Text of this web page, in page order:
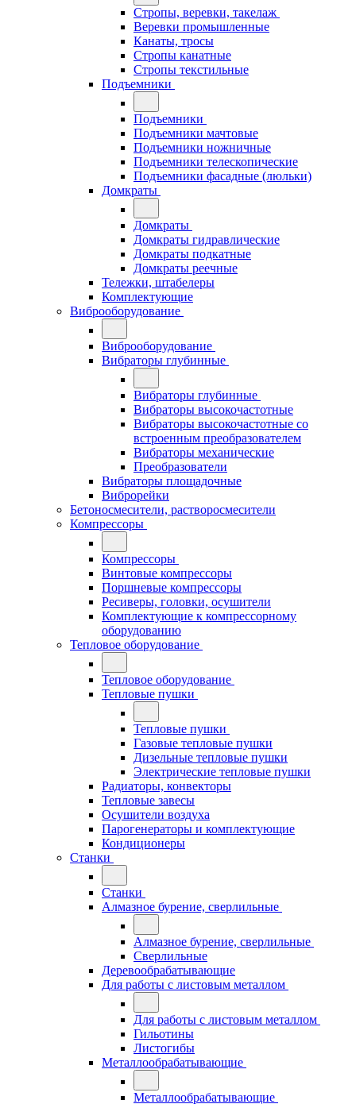
Стропы, веревки, такелаж
Веревки промышленные
Канаты, тросы
Стропы канатные
Стропы текстильные
Подъемники
Подъемники
Подъемники мачтовые
Подъемники ножничные
Подъемники телескопические
Подъемники фасадные (люльки)
Домкраты
Домкраты
Домкраты гидравлические
Домкраты подкатные
Домкраты реечные
Тележки, штабелеры
Комплектующие
Виброоборудование
Виброоборудование
Вибраторы глубинные
Вибраторы глубинные
Вибраторы высокочастотные
Вибраторы высокочастотные со
встроенным преобразователем
Вибраторы механические
Преобразователи
Вибраторы площадочные
Виброрейки
Бетоносмесители, растворосмесители
Компрессоры
Компрессоры
Винтовые компрессоры
Поршневые компрессоры
Ресиверы, головки, осушители
Комплектующие к компрессорному
оборудованию
Тепловое оборудование
Тепловое оборудование
Тепловые пушки
Тепловые пушки
Газовые тепловые пушки
Дизельные тепловые пушки
Электрические тепловые пушки
Радиаторы, конвекторы
Тепловые завесы
Осушители воздуха
Парогенераторы и комплектующие
Кондиционеры
Станки
Станки
Алмазное бурение, сверлильные
Алмазное бурение, сверлильные
Сверлильные
Деревообрабатывающие
Для работы с листовым металлом
Для работы с листовым металлом
Гильотины
Листогибы
Металлообрабатывающие
Металлообрабатывающие